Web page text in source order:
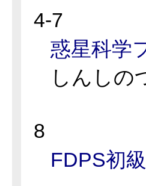
4-7
惑星科学
しんしの
8
FDPS初